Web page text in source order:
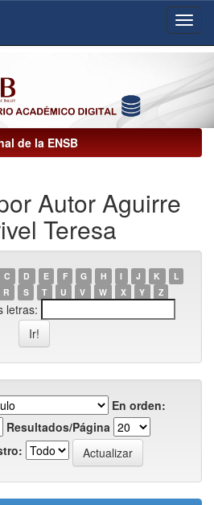
de la ENSB
Autor Aguirre
Teresa
C D E F G H I J K
L
R S T U V W X Y Z
letras:
En orden:
Resultados/Página